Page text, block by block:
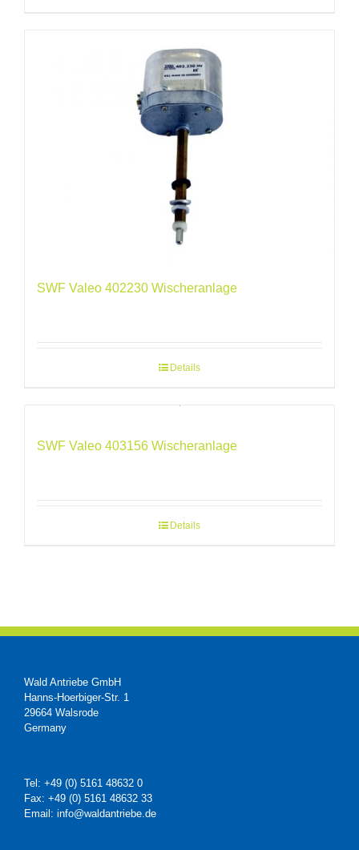
SWF Valeo 402230 Wischeranlage
Details
SWF Valeo 403156 Wischeranlage
Details
Wald Antriebe GmbH
Hanns-Hoerbiger-Str. 1
29664 Walsrode
Germany
Tel: +49 (0) 5161 48632 0
Fax: +49 (0) 5161 48632 33
Email: info@waldantriebe.de